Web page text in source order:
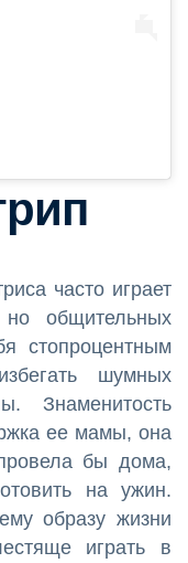
часто играет
общительных
стопроцентным
шумных
Знаменитость
ее мамы, она
бы дома,
на ужин.
образу жизни
играть в